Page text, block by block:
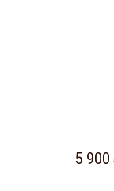
5 900